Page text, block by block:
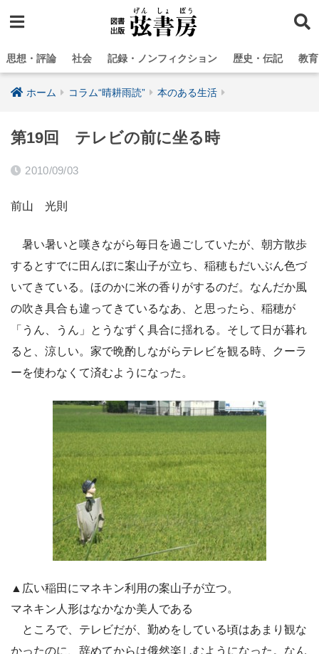
思想・評論 社会 記録・ノンフィクション 歴史・伝記 教
ホーム コラム“晴耕雨読” 本のある生活
第19回 テレビの前に坐る時
2010/09/03
前山 光則
暑い暑いと嘆きながら毎日を過ごしていたが、朝方散歩
するとすでに田んぼに案山子が立ち、稲穂もだいぶん色づ
いてきている。ほのかに米の香りがするのだ。なんだか風
の吹き具合も違ってきているなあ、と思ったら、稲穂が
「うん、うん」とうなずく具合に揺れる。そして日が暮れ
ると、涼しい。家で晩酌しながらテレビを観る時、クーラ
ーを使わなくて済むようになった。
▲広い稲田にマネキン利用の案山子が立つ。
マネキン人形はなかなか美人である
ところで、テレビだが、勤めをしている頃はあまり観な
かったのに、辞めてからは俄然楽しむようになった。なん